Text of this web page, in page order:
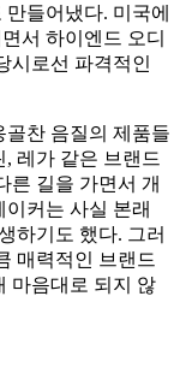
들어냈다. 미국에
서 하이엔드 오디
시로선 파격적인
골찬 음질의 제품들
레가 같은 브랜드
른 길을 가면서 개
커는 사실 본래
하기도 했다. 그러
매력적인 브랜드
마음대로 되지 않